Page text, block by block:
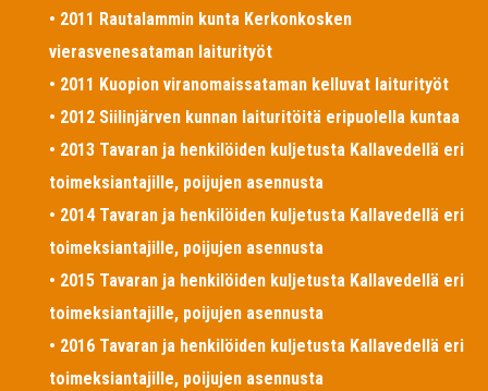
• 2011 Rautalammin kunta Kerkonkosken
vierasvenesataman laiturityöt
• 2011 Kuopion viranomaissataman kelluvat laiturityöt
• 2012 Siilinjärven kunnan laituritöitä eripuolella kuntaa
• 2013 Tavaran ja henkilöiden kuljetusta Kallavedellä eri
toimeksiantajille, poijujen asennusta
• 2014 Tavaran ja henkilöiden kuljetusta Kallavedellä eri
toimeksiantajille, poijujen asennusta
• 2015 Tavaran ja henkilöiden kuljetusta Kallavedellä eri
toimeksiantajille, poijujen asennusta
• 2016 Tavaran ja henkilöiden kuljetusta Kallavedellä eri
toimeksiantajille, poijujen asennusta